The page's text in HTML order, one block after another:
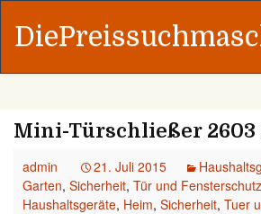
Mini-Türschließer 2603
admin 21. Juli 2015
Garten, Sicherheit, Tür und Fensterschutz
Haushaltsgeräte, Heim, Sicherheit, Tuer